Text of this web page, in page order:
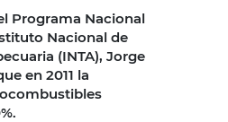
Programa Nacional
Nacional de
(INTA), Jorge
en 2011 la